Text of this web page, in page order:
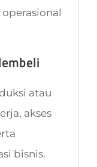
atau
akses
bisnis.